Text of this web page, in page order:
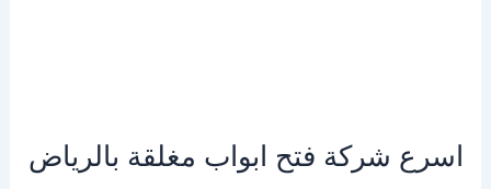
اسرع شركة فتح ابواب مغلقة بالرياض